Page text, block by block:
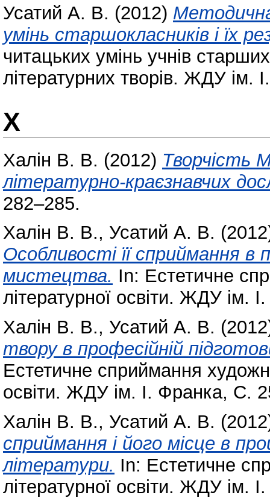
Усатий А. В. (2012)
умінь старшокласників і їх
читацьких умінь учнів
літературних творів. ЖДУ ім.
Х
Халін В. В. (2012) Творчість
літературно-краєзнавчих
282–285.
Халін В. В., Усатий А. В.
Особливості її сприймання в
мистецтва. In: Естетичне
літературної освіти. ЖДУ ім.
Халін В. В., Усатий А. В.
твору в професійній
Естетичне сприймання
освіти. ЖДУ ім. І. Франка, С.
Халін В. В., Усатий А. В.
сприймання і його місце в
літератури. In: Естетичне
літературної освіти. ЖДУ ім.